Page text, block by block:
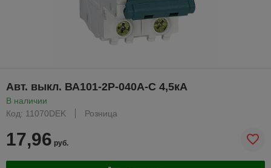
Авт. выкл. ВА101-2P-040A-C 4,5кА
В наличии
Код: 11070DEK
Розница
17,96 руб.